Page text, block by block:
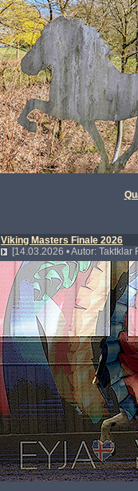
Viking Masters Finale 2026
[14.03.2026 • Autor: Taktklar